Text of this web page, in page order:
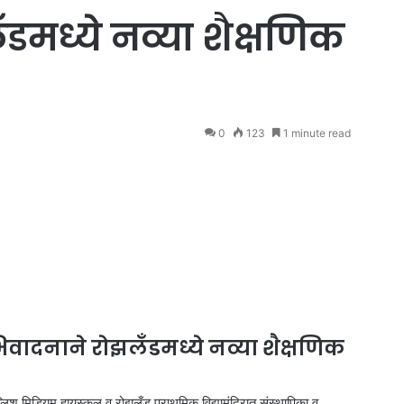
नव्या शैक्षणिक
0 123 1 minute read
रोझलँडमध्ये नव्या शैक्षणिक